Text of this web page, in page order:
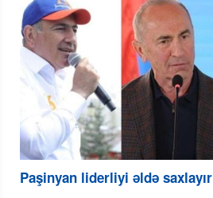
Paşinyan liderliyi əldə saxlayır